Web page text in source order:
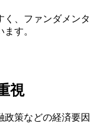
く、ファンダメンタ
す。
視
政策などの経済要因